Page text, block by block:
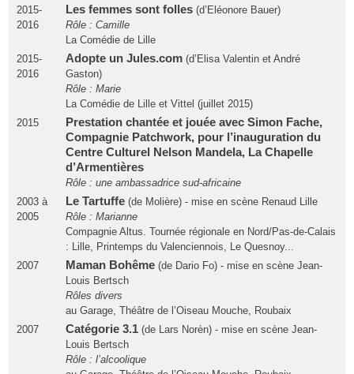
2015-
2016
Les femmes sont folles(d’Eléonore Bauer)
Rôle : Camille
La Comédie de Lille
2015-
2016
Adopte un Jules.com(d’Elisa Valentin et André
Gaston)
Rôle : Marie
La Comédie de Lille et Vittel (juillet 2015)
2015
Prestation chantée et jouée avec Simon Fache,
Compagnie Patchwork, pour l’inauguration du
Centre Culturel Nelson Mandela, La Chapelle
d’Armentières
Rôle : une ambassadrice sud-africaine
2003 à
2005
Le Tartuffe(de Molière) - mise en scène Renaud Lille
Rôle : Marianne
Compagnie Altus. Tournée régionale en Nord/Pas-de-Calais
: Lille, Printemps du Valenciennois, Le Quesnoy...
2007
Maman Bohême(de Dario Fo) - mise en scène Jean-
Louis Bertsch
Rôles divers
au Garage, Théâtre de l’Oiseau Mouche, Roubaix
2007
Catégorie 3.1(de Lars Norèn) - mise en scène Jean-
Louis Bertsch
Rôle : l’alcoolique